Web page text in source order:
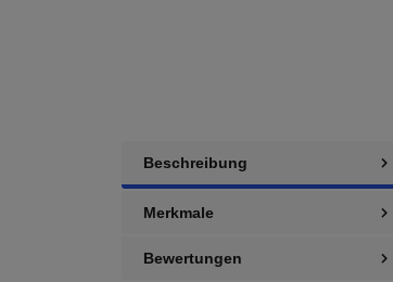
Beschreibung
Merkmale
Bewertungen